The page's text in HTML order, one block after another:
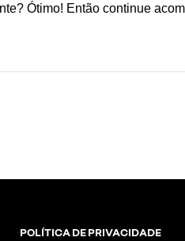
Ótimo! Então continue
POLÍTICA DE PRIVACIDADE